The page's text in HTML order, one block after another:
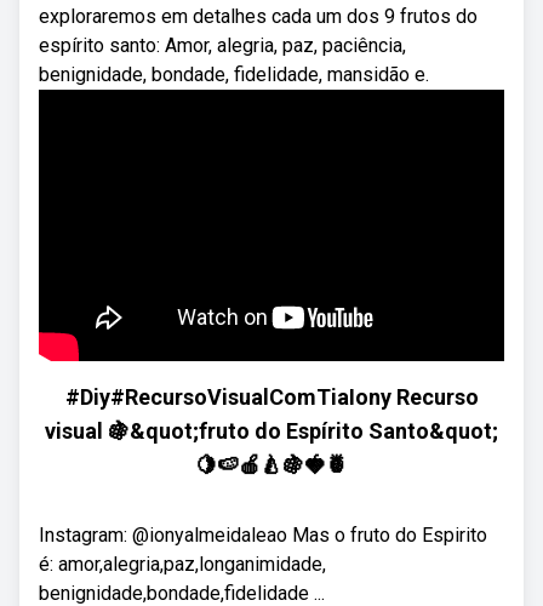
exploraremos em detalhes cada um dos 9 frutos do
espírito santo: Amor, alegria, paz, paciência,
benignidade, bondade, fidelidade, mansidão e.
#Diy#RecursoVisualComTiaIony Recurso
visual 🍇&quot;fruto do Espírito Santo&quot;
🍋🍉🍎🍐🍇🍓🍍
Instagram: @ionyalmeidaleao Mas o fruto do Espirito
é: amor,alegria,paz,longanimidade,
benignidade,bondade,fidelidade ...